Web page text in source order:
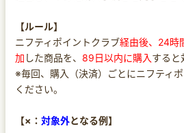
【ルール】
ニフティポイントクラブ経由後、24時
加 した商品を、 89日以内に購入 すると
※毎回、購入（決済）ごとにニフティ
ください。
【×： 対象外となる例】